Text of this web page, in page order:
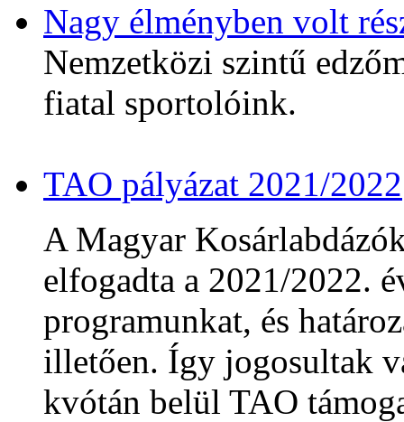
Nagy élményben volt
Nemzetközi szintű
fiatal sportolóink.
TAO pályázat 2021/2022
A Magyar
elfogadta a 2021/2022.
programunkat, és
illetően. Így jogosultak
kvótán belül TAO